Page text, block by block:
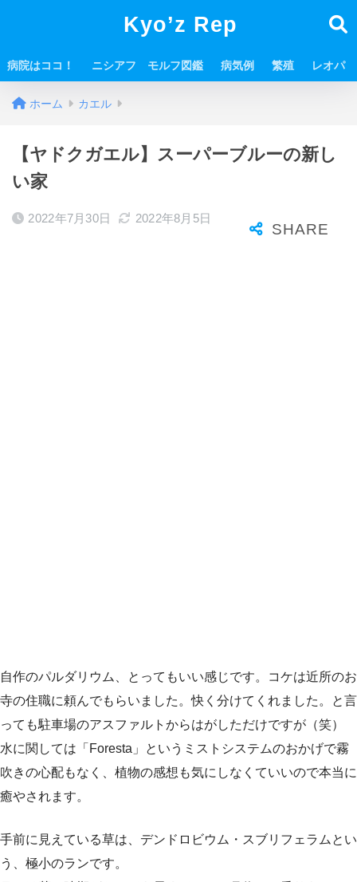
Kyo’z Rep
病院はココ！ ニシアフ モルフ図鑑 病気例 繁殖 レオパ
ホーム カエル
【ヤドクガエル】スーパーブルーの新し
い家
2022年7月30日 2022年8月5日
自作のパルダリウム、とってもいい感じです。コケは近所のお
寺の住職に頼んでもらいました。快く分けてくれました。と言
っても駐車場のアスファルトからはがしただけですが（笑）
水に関しては「Foresta」というミストシステムのおかげで霧
吹きの心配もなく、植物の感想も気にしなくていいので本当に
癒やされます。
手前に見えている草は、デンドロビウム・スブリフェラムとい
う、極小のランです。